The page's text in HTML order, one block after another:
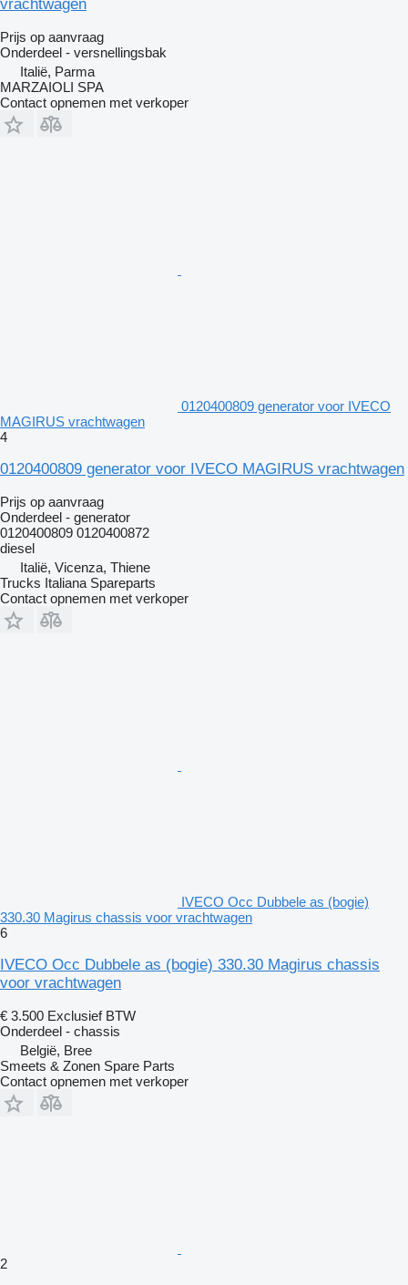
vrachtwagen
Prijs op aanvraag
Onderdeel - versnellingsbak
Italië, Parma
MARZAIOLI SPA
Contact opnemen met verkoper
0120400809 generator voor IVECO
MAGIRUS vrachtwagen
4
0120400809 generator voor IVECO MAGIRUS vrachtwagen
Prijs op aanvraag
Onderdeel - generator
0120400809 0120400872
diesel
Italië, Vicenza, Thiene
Trucks Italiana Spareparts
Contact opnemen met verkoper
IVECO Occ Dubbele as (bogie)
330.30 Magirus chassis voor vrachtwagen
6
IVECO Occ Dubbele as (bogie) 330.30 Magirus chassis
voor vrachtwagen
€ 3.500 Exclusief BTW
Onderdeel - chassis
België, Bree
Smeets & Zonen Spare Parts
Contact opnemen met verkoper
2